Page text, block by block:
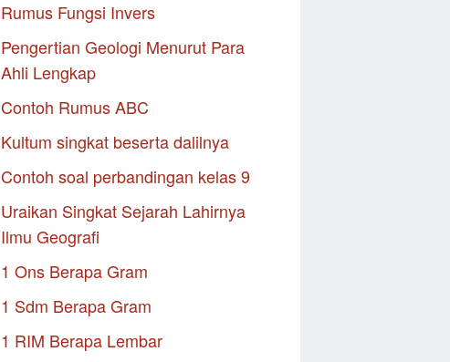
Rumus Fungsi Invers
Pengertian Geologi Menurut Para
Ahli Lengkap
Contoh Rumus ABC
Kultum singkat beserta dalilnya
Contoh soal perbandingan kelas 9
Uraikan Singkat Sejarah Lahirnya
Ilmu Geografi
1 Ons Berapa Gram
1 Sdm Berapa Gram
1 RIM Berapa Lembar